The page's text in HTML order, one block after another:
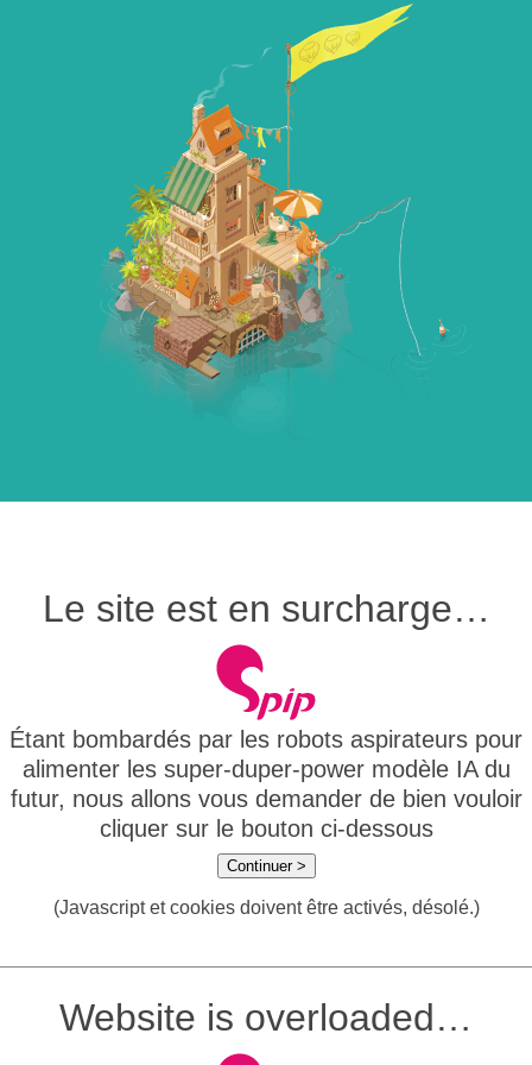
Le site est en surcharge…
Étant bombardés par les robots aspirateurs pour
alimenter les super-duper-power modèle IA du
futur, nous allons vous demander de bien vouloir
cliquer sur le bouton ci-dessous
Continuer >
(Javascript et cookies doivent être activés, désolé.)
Website is overloaded…